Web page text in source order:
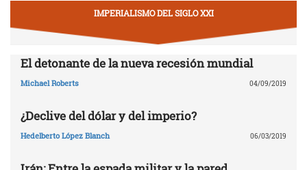
IMPERIALISMO DEL SIGLO XXI
El detonante de la nueva recesión mundial
Michael Roberts 04/09/2019
¿Declive del dólar y del imperio?
Hedelberto López Blanch 06/03/2019